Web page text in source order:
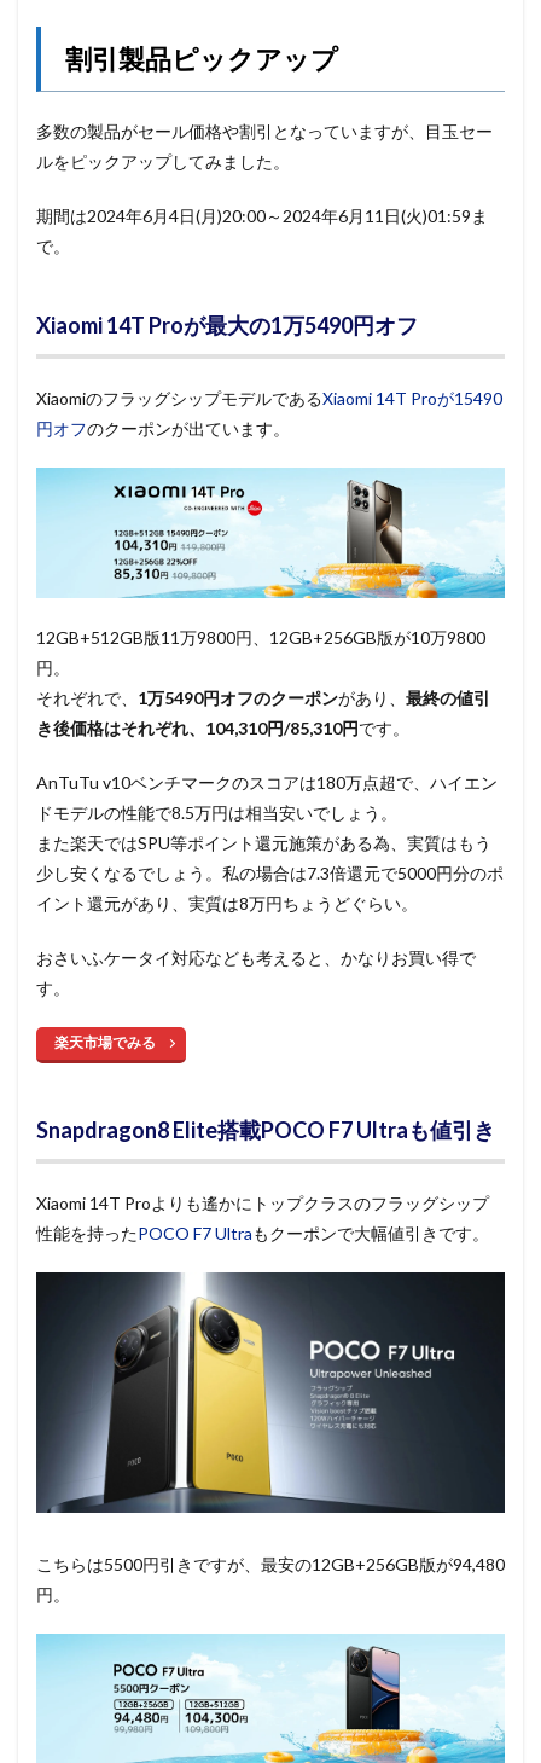
割引製品ピックアップ
多数の製品がセール価格や割引となっていますが、目玉セー
ルをピックアップしてみました。
期間は2024年6月4日(月)20:00～2024年6月11日(火)01:59ま
で。
Xiaomi 14T Proが最大の1万5490円オフ
XiaomiのフラッグシップモデルであるXiaomi 14T Proが15490
円オフのクーポンが出ています。
12GB+512GB版11万9800円、12GB+256GB版が10万9800
円。
それぞれで、 1万5490円オフのクーポンがあり、 最終の値引
き後価格はそれぞれ、104,310円/85,310円です。
AnTuTu v10ベンチマークのスコアは180万点超で、ハイエン
ドモデルの性能で8.5万円は相当安いでしょう。
また楽天ではSPU等ポイント還元施策がある為、実質はもう
少し安くなるでしょう。私の場合は7.3倍還元で5000円分のポ
イント還元があり、実質は8万円ちょうどぐらい。
おさいふケータイ対応なども考えると、かなりお買い得で
す。
楽天市場でみる
Snapdragon8 Elite搭載POCO F7 Ultraも値引き
Xiaomi 14T Proよりも遙かにトップクラスのフラッグシップ
性能を持ったPOCO F7 Ultraもクーポンで大幅値引きです。
こちらは5500円引きですが、最安の12GB+256GB版が94,480
円。